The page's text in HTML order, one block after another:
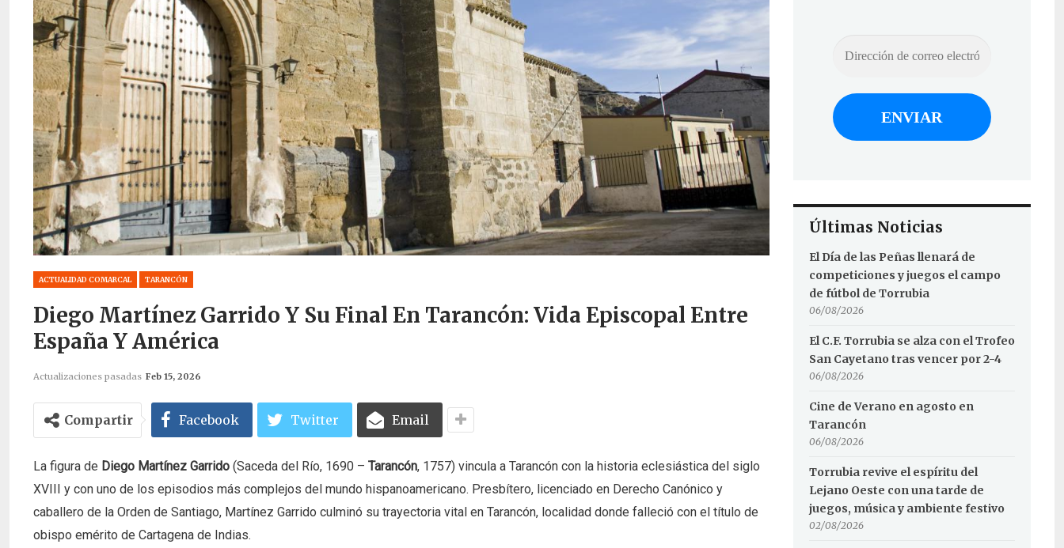
ACTUALIDAD COMARCAL TARANCÓN
Diego Martínez Garrido Y Su Final En Tarancón: Vida Episcopal Entre
España Y América
Actualizaciones pasadas Feb 15, 2026
Compartir Facebook Twitter Email
La figura de Diego Martínez Garrido (Saceda del Río, 1690 – Tarancón, 1757) vincula a Tarancón con la historia eclesiástica del siglo
XVIII y con uno de los episodios más complejos del mundo hispanoamericano. Presbítero, licenciado en Derecho Canónico y
caballero de la Orden de Santiago, Martínez Garrido culminó su trayectoria vital en Tarancón, localidad donde falleció con el título de
obispo emérito de Cartagena de Indias.
Últimas Noticias
El Día de las Peñas llenará de
competiciones y juegos el campo
de fútbol de Torrubia
06/08/2026
El C.F. Torrubia se alza con el Trofeo
San Cayetano tras vencer por 2-4
06/08/2026
Cine de Verano en agosto en
Tarancón
06/08/2026
Torrubia revive el espíritu del
Lejano Oeste con una tarde de
juegos, música y ambiente festivo
02/08/2026